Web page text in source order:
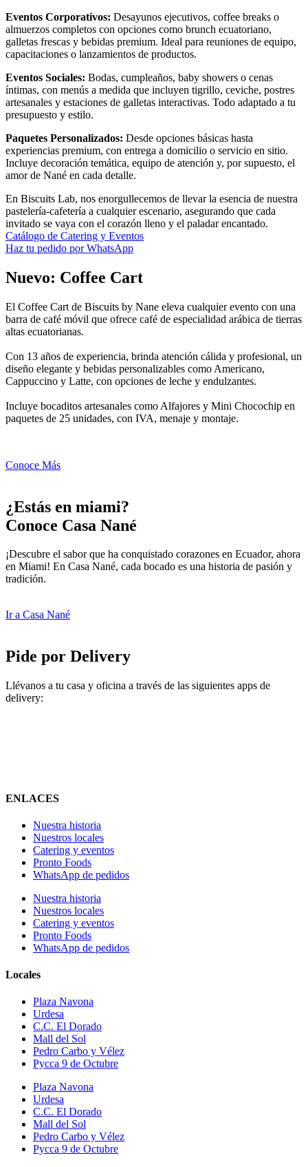
Eventos Corporativos: Desayunos ejecutivos, coffee breaks o
almuerzos completos con opciones como brunch ecuatoriano,
galletas frescas y bebidas premium. Ideal para reuniones de equipo,
capacitaciones o lanzamientos de productos.
Eventos Sociales: Bodas, cumpleaños, baby showers o cenas
íntimas, con menús a medida que incluyen tigrillo, ceviche, postres
artesanales y estaciones de galletas interactivas. Todo adaptado a tu
presupuesto y estilo.
Paquetes Personalizados: Desde opciones básicas hasta
experiencias premium, con entrega a domicilio o servicio en sitio.
Incluye decoración temática, equipo de atención y, por supuesto, el
amor de Nané en cada detalle.
En Biscuits Lab, nos enorgullecemos de llevar la esencia de nuestra
pastelería-cafetería a cualquier escenario, asegurando que cada
invitado se vaya con el corazón lleno y el paladar encantado.
Catálogo de Catering y Eventos
Haz tu pedido por WhatsApp
Nuevo: Coffee Cart
El Coffee Cart de Biscuits by Nane eleva cualquier evento con una
barra de café móvil que ofrece café de especialidad arábica de tierras
altas ecuatorianas.
Con 13 años de experiencia, brinda atención cálida y profesional, un
diseño elegante y bebidas personalizables como Americano,
Cappuccino y Latte, con opciones de leche y endulzantes.
Incluye bocaditos artesanales como Alfajores y Mini Chocochip en
paquetes de 25 unidades, con IVA, menaje y montaje.
Conoce Más
¿Estás en miami?
Conoce Casa Nané
¡Descubre el sabor que ha conquistado corazones en Ecuador, ahora
en Miami! En Casa Nané, cada bocado es una historia de pasión y
tradición.
Ir a Casa Nané
Pide por Delivery
Llévanos a tu casa y oficina a través de las siguientes apps de
delivery:
ENLACES
Nuestra historia
Nuestros locales
Catering y eventos
Pronto Foods
WhatsApp de pedidos
Nuestra historia
Nuestros locales
Catering y eventos
Pronto Foods
WhatsApp de pedidos
Locales
Plaza Navona
Urdesa
C.C. El Dorado
Mall del Sol
Pedro Carbo y Vélez
Pycca 9 de Octubre
Plaza Navona
Urdesa
C.C. El Dorado
Mall del Sol
Pedro Carbo y Vélez
Pycca 9 de Octubre